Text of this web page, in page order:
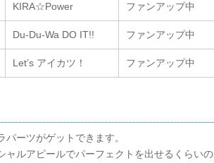
KIRA☆Power ファンアップ中
Du-Du-Wa DO IT!! ファンアップ中
Let’s アイカツ！ ファンアップ中
ーツがゲットできます。
ャルアピールでパーフェクトを出せるくらいの